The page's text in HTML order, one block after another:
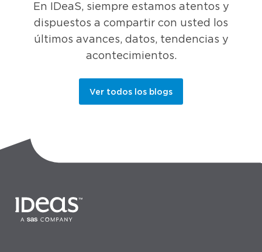
En IDeaS, siempre estamos atentos y
dispuestos a compartir con usted los
últimos avances, datos, tendencias y
acontecimientos.
Ver todos los blogs